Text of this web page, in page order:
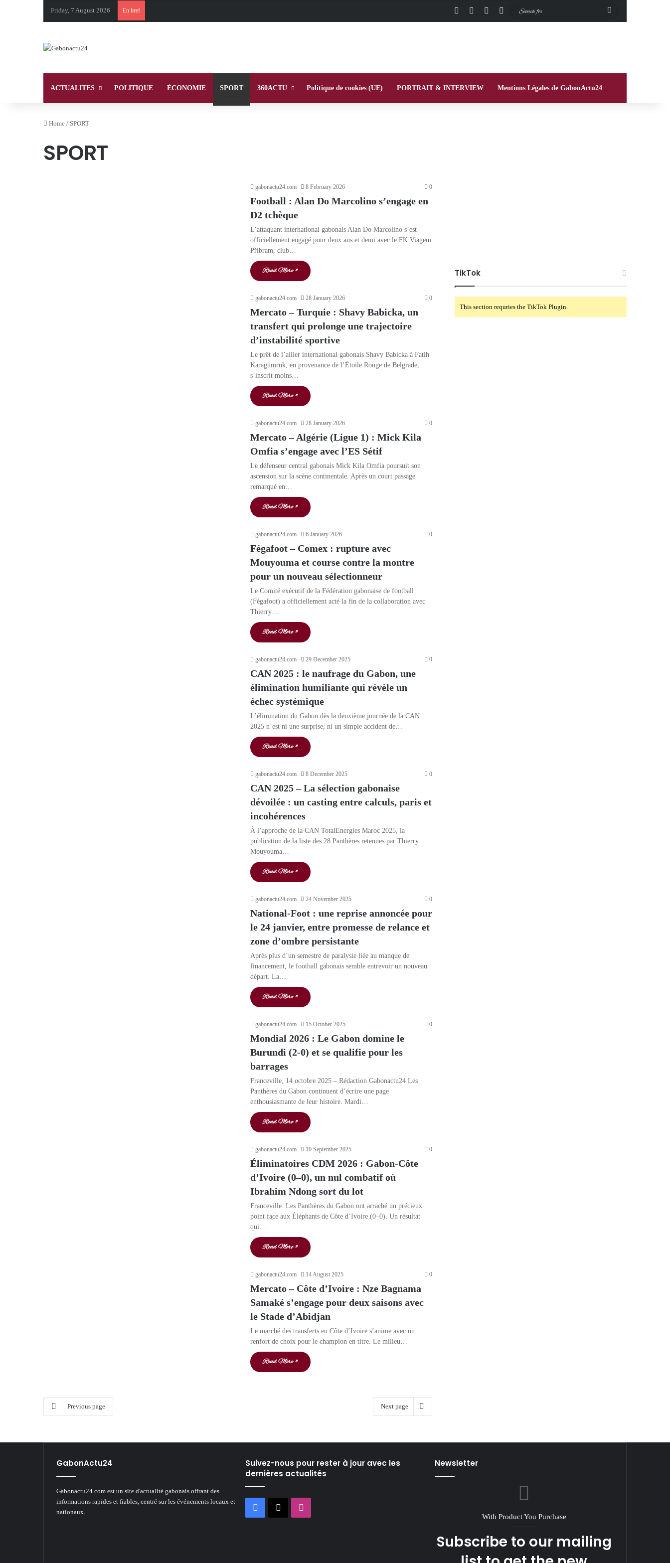
Friday, 7 August 2026 En bref Facebook InstagramSwitch skin
ACTUALITES POLITIQUE ÉCONOMIE SPORT 360ACTU Politique de cookies (UE) PORTRAIT & INTERVIEW Mentions Légales de GabonActu24
Home / SPORT
SPORT
gabonactu24.com 8 February 2026 0
Football : Alan Do Marcolino s’engage en
D2 tchèque
L’attaquant international gabonais Alan Do Marcolino s’est
officiellement engagé pour deux ans et demi avec le FK Viagem
Příbram, club…
Read More »
gabonactu24.com 28 January 2026 0
Mercato – Turquie : Shavy Babicka, un
transfert qui prolonge une trajectoire
d’instabilité sportive
Le prêt de l’ailier international gabonais Shavy Babicka à Fatih
Karagümrük, en provenance de l’Étoile Rouge de Belgrade,
s’inscrit moins…
Read More »
gabonactu24.com 28 January 2026 0
Mercato – Algérie (Ligue 1) : Mick Kila
Omfia s’engage avec l’ES Sétif
Le défenseur central gabonais Mick Kila Omfia poursuit son
ascension sur la scène continentale. Après un court passage
remarqué en…
Read More »
gabonactu24.com 6 January 2026 0
Fégafoot – Comex : rupture avec
Mouyouma et course contre la montre
pour un nouveau sélectionneur
Le Comité exécutif de la Fédération gabonaise de football
(Fégafoot) a officiellement acté la fin de la collaboration avec
Thierry…
Read More »
gabonactu24.com 29 December 2025 0
CAN 2025 : le naufrage du Gabon, une
élimination humiliante qui révèle un
échec systémique
L’élimination du Gabon dès la deuxième journée de la CAN
2025 n’est ni une surprise, ni un simple accident de…
Read More »
gabonactu24.com 8 December 2025 0
CAN 2025 – La sélection gabonaise
dévoilée : un casting entre calculs, paris et
incohérences
À l’approche de la CAN TotalEnergies Maroc 2025, la
publication de la liste des 28 Panthères retenues par Thierry
Mouyouma…
Read More »
gabonactu24.com 24 November 2025 0
National-Foot : une reprise annoncée pour
le 24 janvier, entre promesse de relance et
zone d’ombre persistante
Après plus d’un semestre de paralysie liée au manque de
financement, le football gabonais semble entrevoir un nouveau
départ. La…
Read More »
gabonactu24.com 15 October 2025 0
Mondial 2026 : Le Gabon domine le
Burundi (2-0) et se qualifie pour les
barrages
Franceville, 14 octobre 2025 – Rédaction Gabonactu24 Les
Panthères du Gabon continuent d’écrire une page
enthousiasmante de leur histoire. Mardi…
Read More »
gabonactu24.com 10 September 2025 0
Éliminatoires CDM 2026 : Gabon-Côte
d’Ivoire (0–0), un nul combatif où
Ibrahim Ndong sort du lot
Franceville. Les Panthères du Gabon ont arraché un précieux
point face aux Éléphants de Côte d’Ivoire (0–0). Un résultat
qui…
Read More »
gabonactu24.com 14 August 2025 0
Mercato – Côte d’Ivoire : Nze Bagnama
Samaké s’engage pour deux saisons avec
le Stade d’Abidjan
Le marché des transferts en Côte d’Ivoire s’anime avec un
renfort de choix pour le champion en titre. Le milieu…
Read More »
Previous page Next page
TikTok
This section requries the TikTok Plugin.
GabonActu24
Gabonactu24.com est un site d'actualité gabonais offrant des
informations rapides et fiables, centré sur les événements locaux et
nationaux.
Suivez-nous pour rester à jour avec les
dernières actualités
Facebook
Newsletter
With Product You Purchase
Subscribe to our mailing